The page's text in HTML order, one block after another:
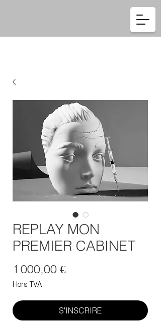
REPLAY MON
PREMIER CABINET
1 000,00 €Prix
Hors TVA
S'INSCRIRE